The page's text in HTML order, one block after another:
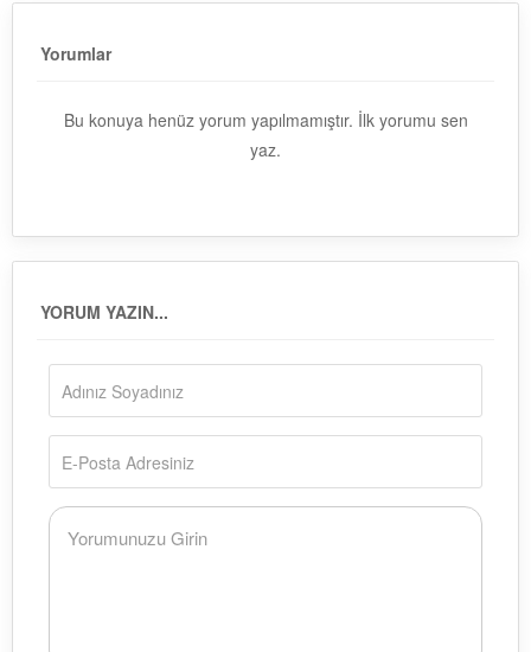
Yorumlar
Bu konuya henüz yorum yapılmamıştır. İlk yorumu sen
yaz.
YORUM YAZIN...